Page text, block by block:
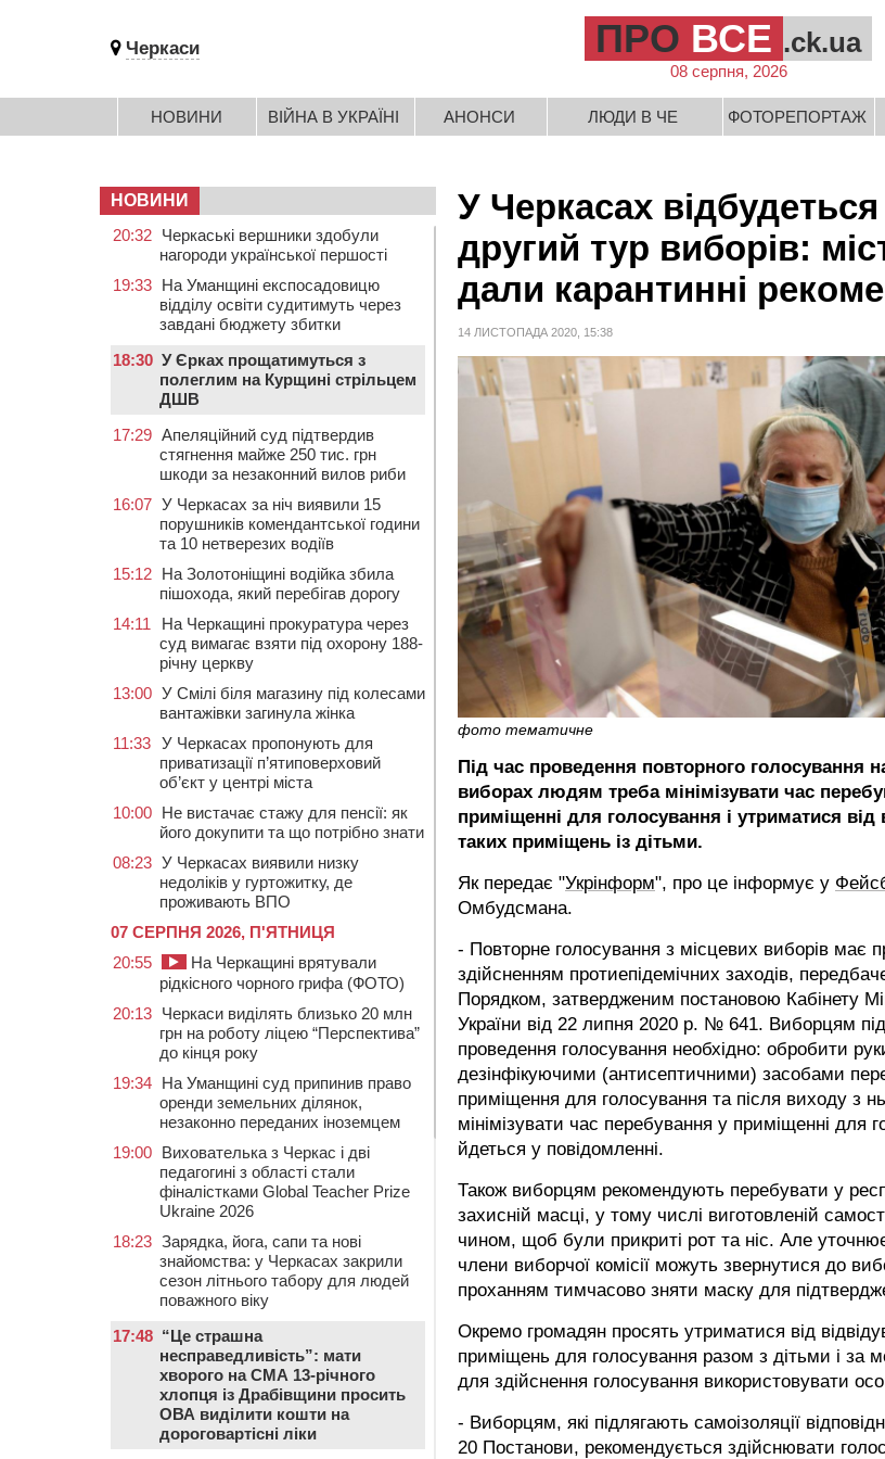
Черкаси ПРО ВСЕ .ck.ua
08 серпня, 2026
НОВИНИ ВІЙНА В УКРАЇНІ АНОНСИ ЛЮДИ В ЧЕ ФОТОРЕПОРТАЖ
У Черкасах відбудеться
другий тур виборів:
дали карантинні
14 ЛИСТОПАДА 2020, 15:38
фото тематичне
Під час проведення повторного голосування
виборах людям треба мінімізувати час
приміщенні для голосування і утриматися від
таких приміщень із дітьми.
Як передає "Укрінформ", про це інформує у
Омбудсмана.
- Повторне голосування з місцевих виборів має
здійсненням протиепідемічних заходів,
Порядком, затвердженим постановою Кабінету
України від 22 липня 2020 р. № 641. Виборцям
проведення голосування необхідно: обробити
дезінфікуючими (антисептичними) засобами
приміщення для голосування та після виходу з
мінімізувати час перебування у приміщенні для
йдеться у повідомленні.
Також виборцям рекомендують перебувати у
захисній масці, у тому числі виготовленій
чином, щоб були прикриті рот та ніс. Але
члени виборчої комісії можуть звернутися до
проханням тимчасово зняти маску для
Окремо громадян просять утриматися від
приміщень для голосування разом з дітьми і за
для здійснення голосування використовувати
- Виборцям, які підлягають самоізоляції
20 Постанови, рекомендується здійснювати
НОВИНИ
20:32 Черкаські вершники здобули
нагороди української першості
19:33 На Уманщині експосадовицю
відділу освіти судитимуть через
завдані бюджету збитки
18:30 У Єрках прощатимуться з
полеглим на Курщині стрільцем
ДШВ
17:29 Апеляційний суд підтвердив
стягнення майже 250 тис. грн
шкоди за незаконний вилов риби
16:07 У Черкасах за ніч виявили 15
порушників комендантської години
та 10 нетверезих водіїв
15:12 На Золотоніщині водійка збила
пішохода, який перебігав дорогу
14:11
На Черкащині прокуратура через
суд вимагає взяти під охорону 188-
річну церкву
13:00 У Смілі біля магазину під колесами
вантажівки загинула жінка
11:33 У Черкасах пропонують для
приватизації п’ятиповерховий
об’єкт у центрі міста
10:00 Не вистачає стажу для пенсії: як
його докупити та що потрібно знати
08:23 У Черкасах виявили низку
недоліків у гуртожитку, де
проживають ВПО
07 СЕРПНЯ 2026, П'ЯТНИЦЯ
20:55
На Черкащині врятували
рідкісного чорного грифа (ФОТО)
20:13 Черкаси виділять близько 20 млн
грн на роботу ліцею “Перспектива”
до кінця року
19:34 На Уманщині суд припинив право
оренди земельних ділянок,
незаконно переданих іноземцем
19:00 Вихователька з Черкас і дві
педагогині з області стали
фіналістками Global Teacher Prize
Ukraine 2026
18:23 Зарядка, йога, сапи та нові
знайомства: у Черкасах закрили
сезон літнього табору для людей
поважного віку
17:48 “Це страшна
несправедливість”: мати
хворого на СМА 13-річного
хлопця із Драбівщини просить
ОВА виділити кошти на
дороговартісні ліки